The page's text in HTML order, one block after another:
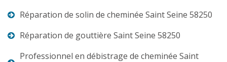
Réparation de solin de cheminée Saint Seine 58250
Réparation de gouttière Saint Seine 58250
Professionnel en débistrage de cheminée Saint